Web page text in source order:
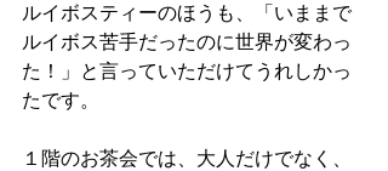
ルイボスティーのほうも、「いままで
ルイボス苦手だったのに世界が変わっ
た！」と言っていただけてうれしかっ
たです。
１階のお茶会では、大人だけでなく、